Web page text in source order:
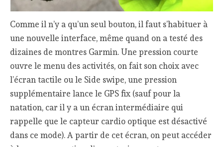
Comme il n’y a qu’un seul bouton, il faut s’habituer à
une nouvelle interface, même quand on a testé des
dizaines de montres Garmin. Une pression courte
ouvre le menu des activités, on fait son choix avec
l’écran tactile ou le Side swipe, une pression
supplémentaire lance le GPS fix (sauf pour la
natation, car il y a un écran intermédiaire qui
rappelle que le capteur cardio optique est désactivé
dans ce mode). A partir de cet écran, on peut accéder